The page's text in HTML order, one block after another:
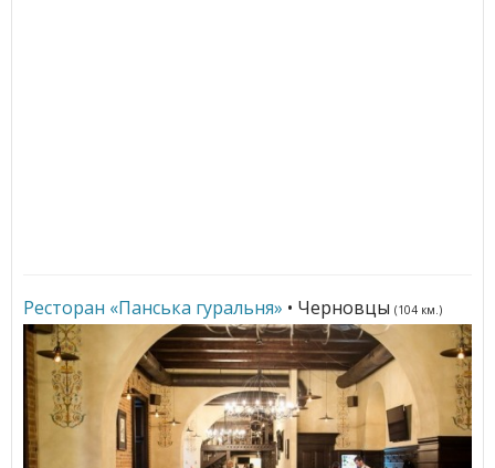
Ресторан «Панська гуральня» • Черновцы (104 км.)